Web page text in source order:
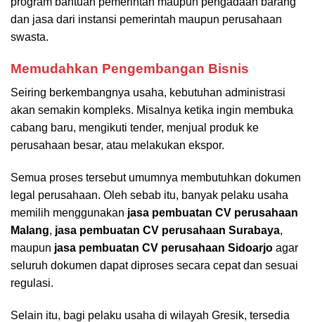
dan jasa dari instansi pemerintah maupun perusahaan
swasta.
Memudahkan Pengembangan Bisnis
Seiring berkembangnya usaha, kebutuhan administrasi
akan semakin kompleks. Misalnya ketika ingin membuka
cabang baru, mengikuti tender, menjual produk ke
perusahaan besar, atau melakukan ekspor.
Semua proses tersebut umumnya membutuhkan dokumen
legal perusahaan. Oleh sebab itu, banyak pelaku usaha
memilih menggunakan jasa pembuatan CV perusahaan
Malang, jasa pembuatan CV perusahaan Surabaya,
maupun jasa pembuatan CV perusahaan Sidoarjo agar
seluruh dokumen dapat diproses secara cepat dan sesuai
regulasi.
Selain itu, bagi pelaku usaha di wilayah Gresik, tersedia